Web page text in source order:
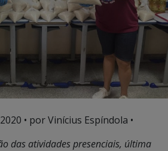
• por Vinícius Espíndola •
das atividades presenciais, última